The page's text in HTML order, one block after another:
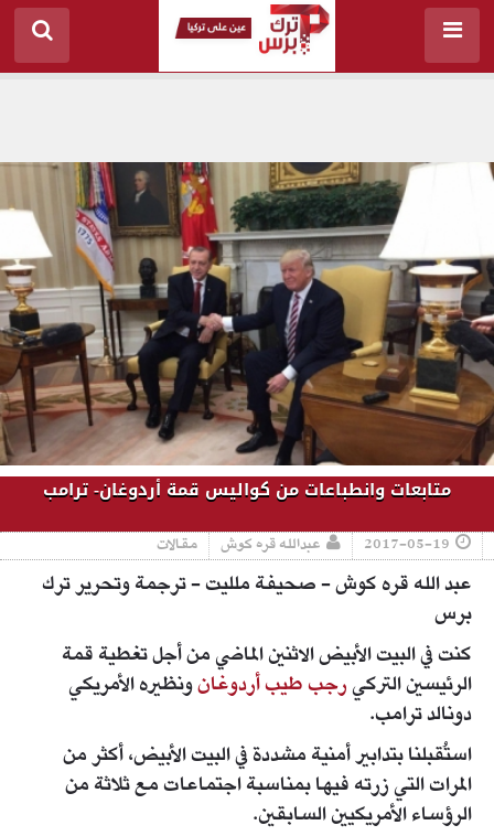
متابعات وانطباعات من كواليس قمة أردوغان- ترامب
2017-05-19 عبدالله قره كوش مقالات
عبد الله قره كوش - صحيفة ملليت - ترجمة وتحرير ترك
برس
كنت في البيت الأبيض الاثنين الماضي من أجل تغطية قمة
الرئيسين التركيرجب طيب أردوغانونظيره الأمريكي
دونالد ترامب.
استُقبلنا بتدابير أمنية مشددة في البيت الأبيض، أكثر من
المرات التي زرته فيها بمناسبة اجتماعات مع ثلاثة من
الرؤساء الأمريكيين السابقين.